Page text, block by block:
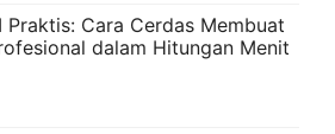
Praktis: Cara Cerdas Membuat
dalam Hitungan Menit